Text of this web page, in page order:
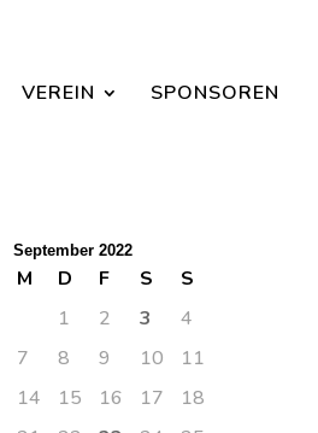
VEREIN SPONSOREN
September 2022
M D F S
S
1
2 3
4
7 8 9 10
11
14 15 16 17
18